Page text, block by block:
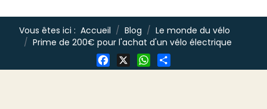
Vous êtes ici : Accueil Blog
Le monde du vélo
Prime de 200€ pour l'achat d'un vélo électrique
Facebook
X WhatsApp
Share